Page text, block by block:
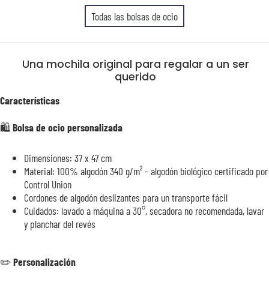
Todas las bolsas de ocio
Una mochila original para regalar a un ser
querido
Características
🛍️ Bolsa de ocio personalizada
Dimensiones: 37 x 47 cm
Material: 100% algodón 340 g/m² - algodón biológico certificado por
Control Union
Cordones de algodón deslizantes para un transporte fácil
Cuidados: lavado a máquina a 30°, secadora no recomendada, lavar
y planchar del revés
✏️ Personalización